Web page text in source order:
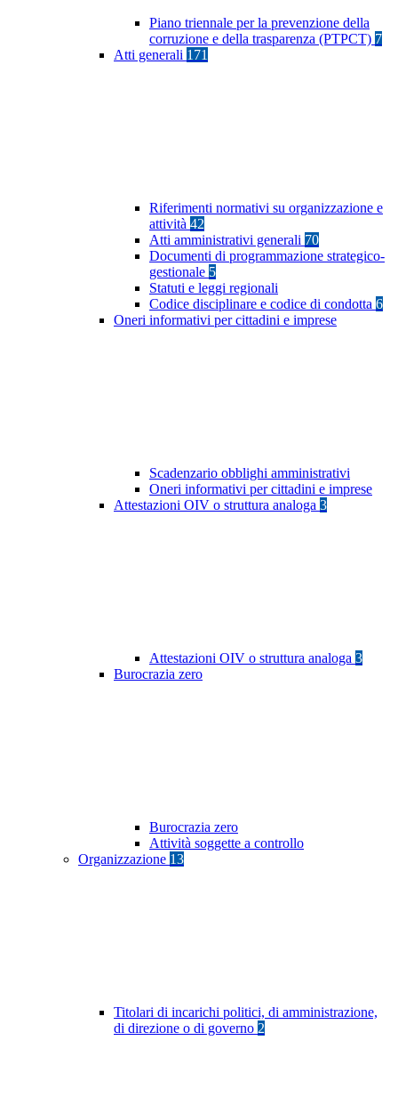
Piano triennale per la prevenzione della
corruzione e della trasparenza (PTPCT) 7
Atti generali 171
Riferimenti normativi su organizzazione e
attività 42
Atti amministrativi generali 70
Documenti di programmazione strategico-
gestionale 5
Statuti e leggi regionali
Codice disciplinare e codice di condotta 6
Oneri informativi per cittadini e imprese
Scadenzario obblighi amministrativi
Oneri informativi per cittadini e imprese
Attestazioni OIV o struttura analoga 3
Attestazioni OIV o struttura analoga 3
Burocrazia zero
Burocrazia zero
Attività soggette a controllo
Organizzazione 13
Titolari di incarichi politici, di amministrazione,
di direzione o di governo 2